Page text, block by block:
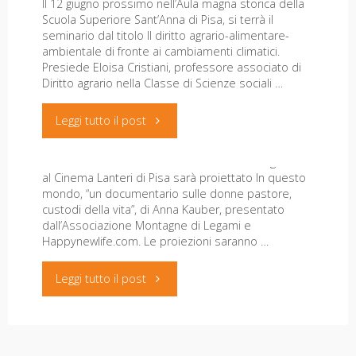
Il 7 gennaio "In questo mondo" di
Anna Kauber al cinema Lanteri
21 Dicembre 2019
al Cinema Lanteri di Pisa sarà proiettato In questo
mondo, “un documentario sulle donne pastore,
custodi della vita”, di Anna Kauber, presentato
dall’Associazione Montagne di Legami e
Happynewlife.com. Le proiezioni saranno …
Leggi tutto il post"Il
Il 12 giugno prossimo nell’Aula magna storica della
Scuola Superiore Sant’Anna di Pisa, si terrà il
seminario dal titolo Il diritto agrario-alimentare-
ambientale di fronte ai cambiamenti climatici.
Presiede Eloisa Cristiani, professore associato di
Diritto agrario nella Classe di Scienze sociali …
Leggi tutto il post"Diritto
alimentare-
ambientale